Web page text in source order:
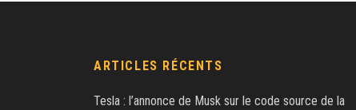
ARTICLES RÉCENTS
Tesla : l’annonce de Musk sur le code source de la